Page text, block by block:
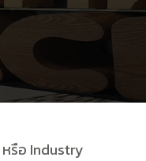
รือ Industry